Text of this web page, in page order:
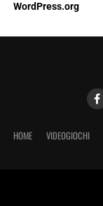
WordPress.org
HOME VIDEOGIOCHI